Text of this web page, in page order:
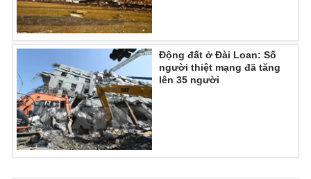
® Cấm sao chép dưới mọi hình thức nếu không có sự chấp
thuận bằng văn bản. Ghi rõ nguồn VTV.vn khi phát hành lại
thông tin từ website này.
Động đất ở Đài Loan: Số
người thiệt mạng đã tăng
lên 35 người